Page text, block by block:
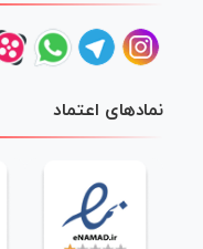
نمادهای اعتماد